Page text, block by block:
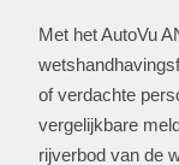
Met het AutoVu
of verdachte
vergelijkbare
rijverbod van de